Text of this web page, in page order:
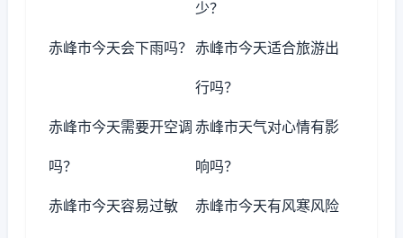
少？
赤峰市今天会下雨吗？ 赤峰市今天适合旅游出
行吗？
赤峰市今天需要开空调
吗？
赤峰市天气对心情有影
响吗？
赤峰市今天容易过敏 赤峰市今天有风寒风险